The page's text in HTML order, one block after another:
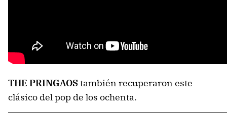
THE PRINGAOS también recuperaron este
clásico del pop de los ochenta.